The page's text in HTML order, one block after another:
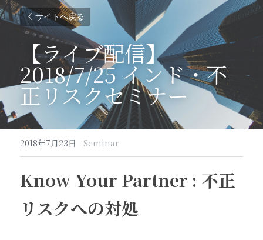
サイトへ戻る
【ライブ配信】
2018/7/25 インド・不
正リスクセミナー
2018年7月23日 · Seminar
Know Your Partner : 不正
リスクへの対処